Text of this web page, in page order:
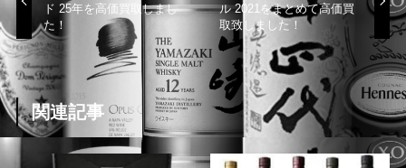
ド 25年を高価買取しまし
た！
ル 2021をまとめて高価買
取致しました！
関連記事